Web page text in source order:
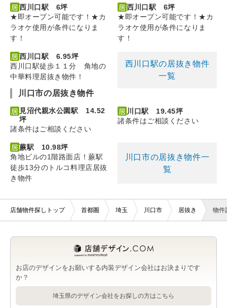
西川口駅 6坪
★即オープン可能です！★カ
ラオケ使用が条件になりま
す！
西川口駅 6坪
★即オープン可能です！★カ
ラオケ使用が条件になりま
す！
西川口駅 6.95坪
西川口駅徒歩１１分 角地の
中華料理居抜き物件！
西川口駅の居抜き物件
一覧
川口市の居抜き物件
見沼代親水公園駅 14.52
坪
諸条件はご相談ください
川口駅 19.45坪
諸条件はご相談ください
蕨駅 10.98坪
角地ビルの1階路面店！蕨駅
徒歩13分のトルコ料理店居抜
き物件
川口市の居抜き物件一
覧
店舗物件探しトップ 首都圏 埼玉 川口市 居抜き 物件
お店のデザインをお願いする内装デザイン会社はお決まりです
か？
埼玉県のデザイン会社をお探しの方はこちら